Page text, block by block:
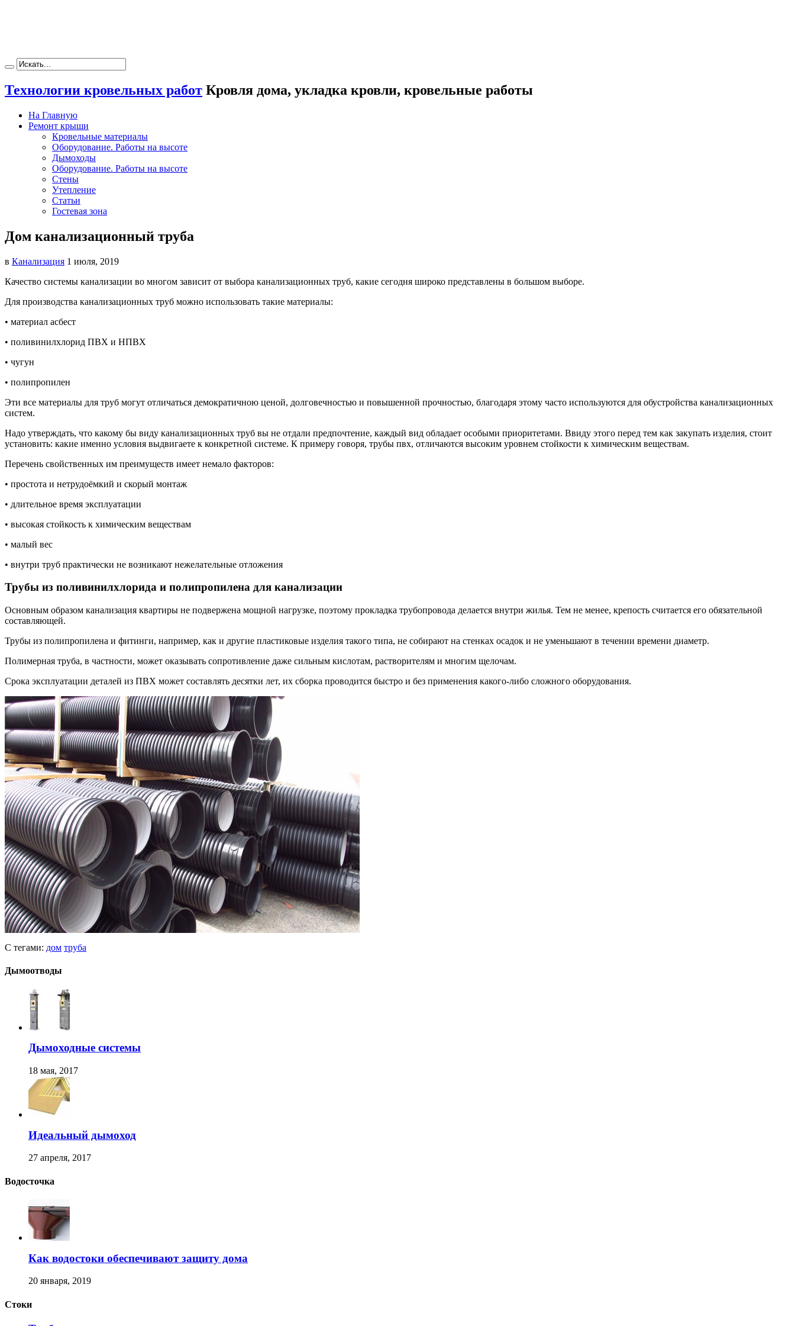
Технологии кровельных работ Кровля дома, укладка кровли, кровельные работы
На Главную
Ремонт крыши
Кровельные материалы
Оборудование. Работы на высоте
Дымоходы
Оборудование. Работы на высоте
Стены
Утепление
Статьи
Гостевая зона
Дом канализационный труба
в Канализация 1 июля, 2019
Качество системы канализации во многом зависит от выбора канализационных труб, какие сегодня широко представлены в большом выборе.
Для производства канализационных труб можно использовать такие материалы:
• материал асбест
• поливинилхлорид ПВХ и НПВХ
• чугун
• полипропилен
Эти все материалы для труб могут отличаться демократичною ценой, долговечностью и повышенной прочностью, благодаря этому часто используются для обустройства канализационных
систем.
Надо утверждать, что какому бы виду канализационных труб вы не отдали предпочтение, каждый вид обладает особыми приоритетами. Ввиду этого перед тем как закупать изделия, стоит
установить: какие именно условия выдвигаете к конкретной системе. К примеру говоря, трубы пвх, отличаются высоким уровнем стойкости к химическим веществам.
Перечень свойственных им преимуществ имеет немало факторов:
• простота и нетрудоёмкий и скорый монтаж
• длительное время эксплуатации
• высокая стойкость к химическим веществам
• малый вес
• внутри труб практически не возникают нежелательные отложения
Трубы из поливинилхлорида и полипропилена для канализации
Основным образом канализация квартиры не подвержена мощной нагрузке, поэтому прокладка трубопровода делается внутри жилья. Тем не менее, крепость считается его обязательной
составляющей.
Трубы из полипропилена и фитинги, например, как и другие пластиковые изделия такого типа, не собирают на стенках осадок и не уменьшают в течении времени диаметр.
Полимерная труба, в частности, может оказывать сопротивление даже сильным кислотам, растворителям и многим щелочам.
Срока эксплуатации деталей из ПВХ может составлять десятки лет, их сборка проводится быстро и без применения какого-либо сложного оборудования.
С тегами: дом труба
Дымоотводы
Дымоходные системы
18 мая, 2017
Идеальный дымоход
27 апреля, 2017
Водосточка
Как водостоки обеспечивают защиту дома
20 января, 2019
Стоки